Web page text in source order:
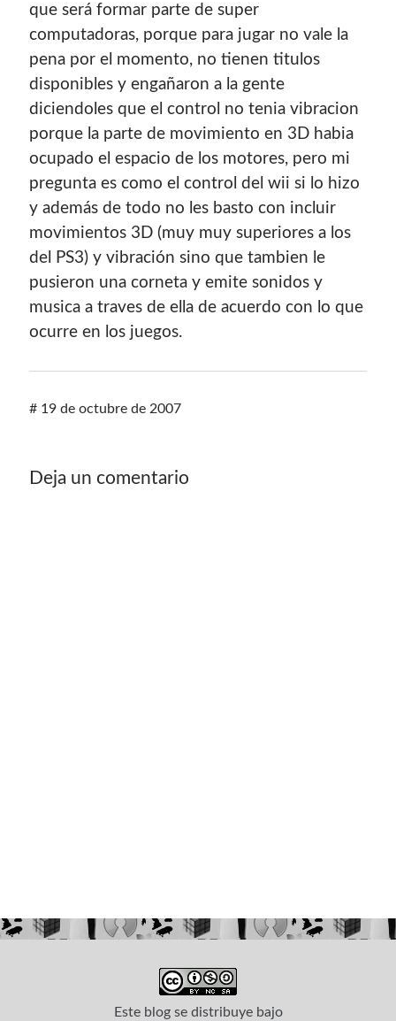
que será formar parte de super
computadoras, porque para jugar no vale la
pena por el momento, no tienen titulos
disponibles y engañaron a la gente
diciendoles que el control no tenia vibracion
porque la parte de movimiento en 3D habia
ocupado el espacio de los motores, pero mi
pregunta es como el control del wii si lo hizo
y además de todo no les basto con incluir
movimientos 3D (muy muy superiores a los
del PS3) y vibración sino que tambien le
pusieron una corneta y emite sonidos y
musica a traves de ella de acuerdo con lo que
ocurre en los juegos.
# 19 de octubre de 2007
Deja un comentario
Este blogse distribuye bajo